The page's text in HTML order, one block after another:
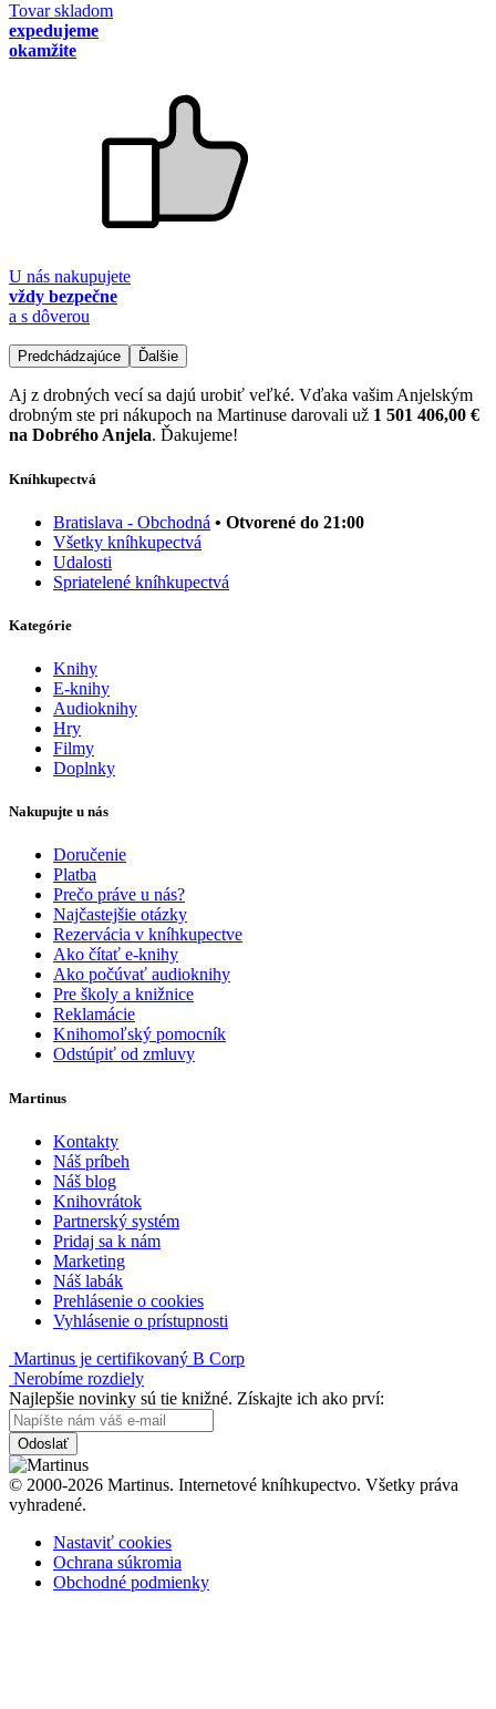
Tovar skladom
expedujeme
okamžite
U nás nakupujete
vždy bezpečne
a s dôverou
Predchádzajúce Ďalšie
Aj z drobných vecí sa dajú urobiť veľké. Vďaka vašim Anjelským
drobným ste pri nákupoch na Martinuse darovali už 1 501 406,00 €
na Dobrého Anjela. Ďakujeme!
Kníhkupectvá
Bratislava - Obchodná • Otvorené do 21:00
Všetky kníhkupectvá
Udalosti
Spriatelené kníhkupectvá
Kategórie
Knihy
E-knihy
Audioknihy
Hry
Filmy
Doplnky
Nakupujte u nás
Doručenie
Platba
Prečo práve u nás?
Najčastejšie otázky
Rezervácia v kníhkupectve
Ako čítať e-knihy
Ako počúvať audioknihy
Pre školy a knižnice
Reklamácie
Knihomoľský pomocník
Odstúpiť od zmluvy
Martinus
Kontakty
Náš príbeh
Náš blog
Knihovrátok
Partnerský systém
Pridaj sa k nám
Marketing
Náš labák
Prehlásenie o cookies
Vyhlásenie o prístupnosti
Martinus je certifikovaný B Corp
Nerobíme rozdiely
Najlepšie novinky sú tie knižné. Získajte ich ako prví:
Odoslať
© 2000-2026 Martinus. Internetové kníhkupectvo. Všetky práva
vyhradené.
Nastaviť cookies
Ochrana súkromia
Obchodné podmienky